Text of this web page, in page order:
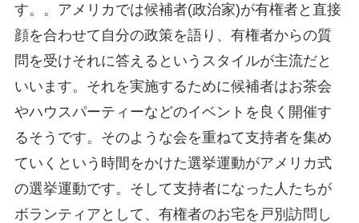
す。。アメリカでは候補者(政治家)が有権者と直接
顔を合わせて自分の政策を語り、有権者からの質
問を受けそれに答えるというスタイルが主流だと
いいます。それを実施するために候補者はお茶会
やハウスパーティーなどのイベントを良く開催す
るそうです。そのような会を重ねて支持者を集め
ていくという時間をかけた選挙運動がアメリカ式
の選挙運動です。そして支持者になった人たちが
ボランティアとして、有権者のお宅を戸別訪問し